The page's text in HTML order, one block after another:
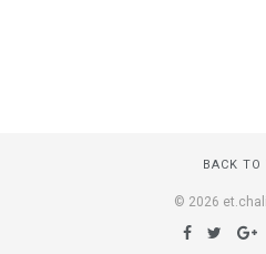
BACK TO
© 2026